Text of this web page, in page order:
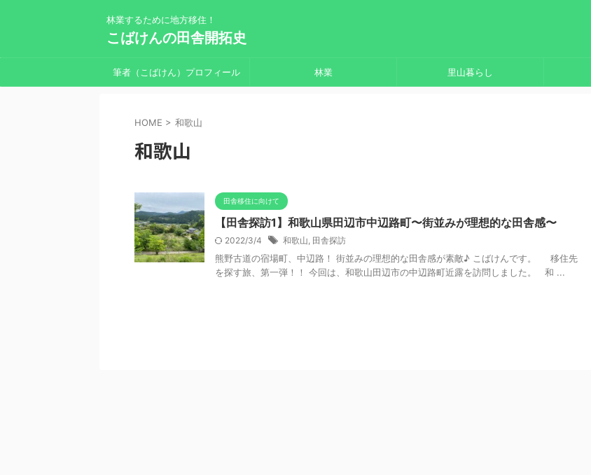
林業するために地方移住！
こばけんの田舎開拓史
筆者（こばけん）プロフィール 林業 里山暮らし
HOME > 和歌山
和歌山
田舎移住に向けて
【田舎探訪1】和歌山県田辺市中辺路町〜街並みが理想的な田舎感〜
2022/3/4 和歌山, 田舎探訪
熊野古道の宿場町、中辺路！ 街並みの理想的な田舎感が素敵♪ こばけんです。 移住先
を探す旅、第一弾！！ 今回は、和歌山田辺市の中辺路町近露を訪問しました。 和 ...